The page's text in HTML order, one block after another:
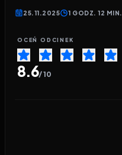
25.11.2025 1 GODZ. 12 MIN.
OCEŃ ODCINEK
8.6/ 10